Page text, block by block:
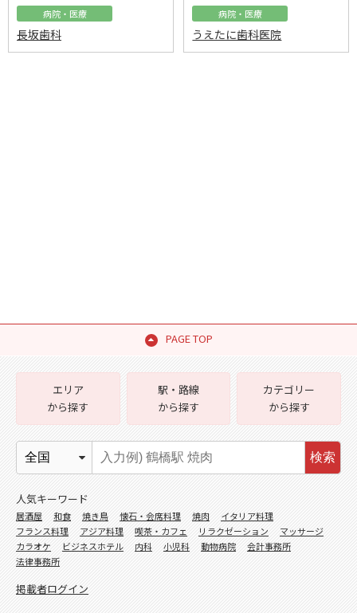
病院・医療
長坂歯科
病院・医療
うえたに歯科医院
PAGE TOP
エリア
から探す
駅・路線
から探す
カテゴリー
から探す
検索
人気キーワード
居酒屋 和食 焼き鳥 懐石・会席料理 焼肉
イタリア料理
フランス料理
アジア料理 喫茶・カフェ リラクゼーション
マッサージ
カラオケ
ビジネスホテル 内科 小児科 動物病院
会計事務所
法律事務所
掲載者ログイン